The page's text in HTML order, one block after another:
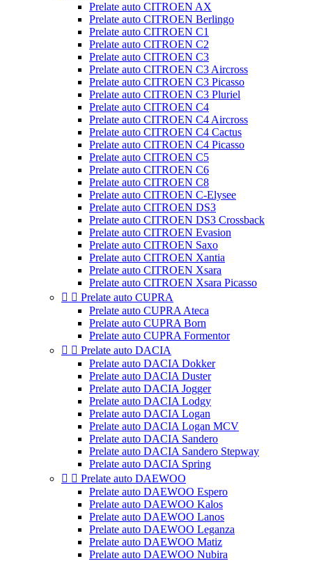
Prelate auto CITROEN AX
Prelate auto CITROEN Berlingo
Prelate auto CITROEN C1
Prelate auto CITROEN C2
Prelate auto CITROEN C3
Prelate auto CITROEN C3 Aircross
Prelate auto CITROEN C3 Picasso
Prelate auto CITROEN C3 Pluriel
Prelate auto CITROEN C4
Prelate auto CITROEN C4 Aircross
Prelate auto CITROEN C4 Cactus
Prelate auto CITROEN C4 Picasso
Prelate auto CITROEN C5
Prelate auto CITROEN C6
Prelate auto CITROEN C8
Prelate auto CITROEN C-Elysee
Prelate auto CITROEN DS3
Prelate auto CITROEN DS3 Crossback
Prelate auto CITROEN Evasion
Prelate auto CITROEN Saxo
Prelate auto CITROEN Xantia
Prelate auto CITROEN Xsara
Prelate auto CITROEN Xsara Picasso
  Prelate auto CUPRA
Prelate auto CUPRA Ateca
Prelate auto CUPRA Born
Prelate auto CUPRA Formentor
  Prelate auto DACIA
Prelate auto DACIA Dokker
Prelate auto DACIA Duster
Prelate auto DACIA Jogger
Prelate auto DACIA Lodgy
Prelate auto DACIA Logan
Prelate auto DACIA Logan MCV
Prelate auto DACIA Sandero
Prelate auto DACIA Sandero Stepway
Prelate auto DACIA Spring
  Prelate auto DAEWOO
Prelate auto DAEWOO Espero
Prelate auto DAEWOO Kalos
Prelate auto DAEWOO Lanos
Prelate auto DAEWOO Leganza
Prelate auto DAEWOO Matiz
Prelate auto DAEWOO Nubira